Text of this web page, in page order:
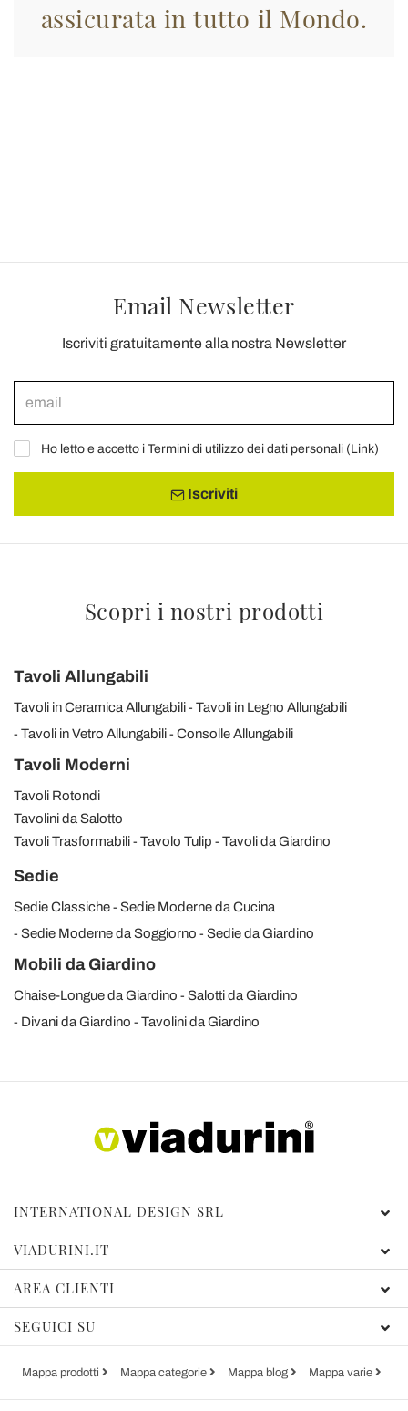
assicurata in tutto il Mondo.
Email Newsletter
Iscriviti gratuitamente alla nostra Newsletter
Ho letto e accetto i Termini di utilizzo dei dati personali (Link)
Iscriviti
Scopri i nostri prodotti
Tavoli Allungabili
Tavoli in Ceramica Allungabili
Tavoli in Legno Allungabili
Tavoli in Vetro Allungabili
Consolle Allungabili
Tavoli Moderni
Tavoli Rotondi
Tavolini da Salotto
Tavoli Trasformabili
Tavolo Tulip Tavoli da Giardino
Sedie
Sedie Classiche
Sedie Moderne da Cucina
Sedie Moderne da Soggiorno
Sedie da Giardino
Mobili da Giardino
Chaise-Longue da Giardino
Salotti da Giardino
Divani da Giardino
Tavolini da Giardino
INTERNATIONAL DESIGN SRL
VIADURINI.IT
AREA CLIENTI
SEGUICI SU
Mappa prodotti Mappa categorie Mappa blog Mappa varie